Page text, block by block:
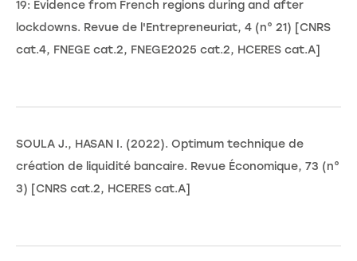
19: Evidence from French regions during and after
lockdowns. Revue de l'Entrepreneuriat, 4 (n° 21) [CNRS
cat.4, FNEGE cat.2, FNEGE2025 cat.2, HCERES cat.A]
SOULA J., HASAN I. (2022). Optimum technique de
création de liquidité bancaire. Revue Économique, 73 (n°
3) [CNRS cat.2, HCERES cat.A]